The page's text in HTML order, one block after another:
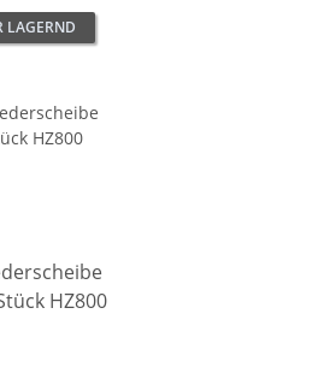
LAGERND
HZ800